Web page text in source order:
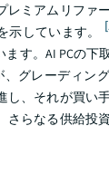
レミアムリファ
しています。
す。AI PCの下
グレーディン
し、それが買い
さらなる供給投